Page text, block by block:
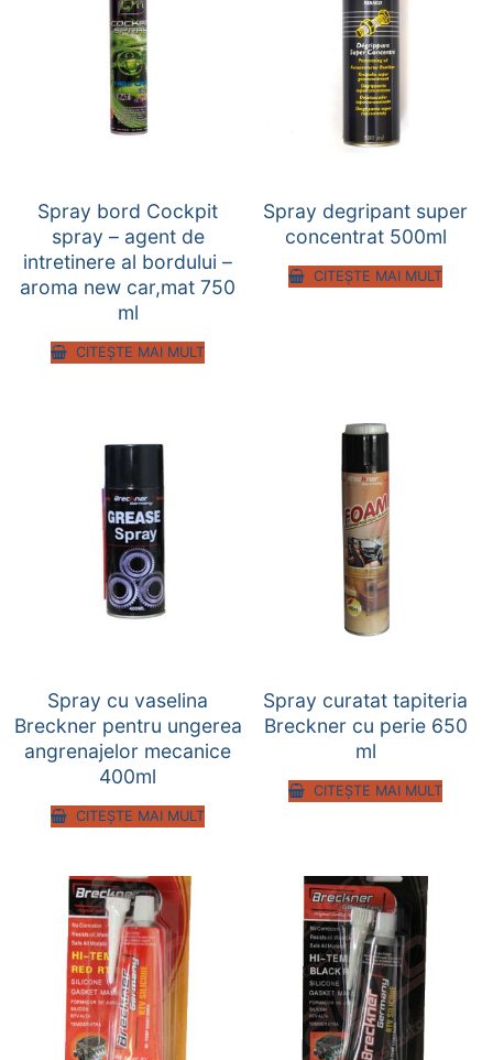
Spray bord Cockpit
spray – agent de
intretinere al bordului –
aroma new car,mat 750
ml
CITEȘTE MAI MULT
Spray degripant super
concentrat 500ml
CITEȘTE MAI MULT
Spray cu vaselina
Breckner pentru ungerea
angrenajelor mecanice
400ml
CITEȘTE MAI MULT
Spray curatat tapiteria
Breckner cu perie 650
ml
CITEȘTE MAI MULT